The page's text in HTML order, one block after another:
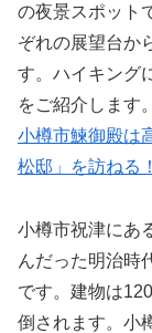
の夜景スポット
ぞれの展望台か
す。ハイキング
をご紹介します。
小樽市鰊御殿は
松邸」を訪ねる！
小樽市祝津にあ
んだった明治時
です。建物は
倒されます。小